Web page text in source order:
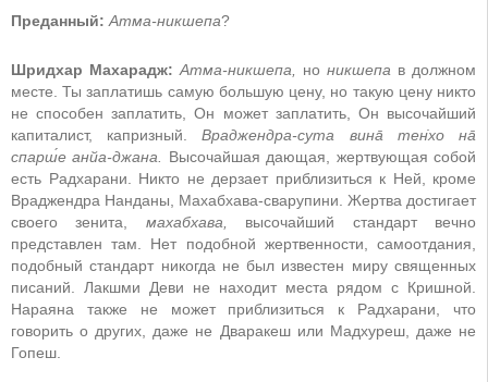
Преданный: Атма-никшепа?
Шридхар Махарадж: Атма-никшепа, но никшепа в должном
месте. Ты заплатишь самую большую цену, но такую цену никто
не способен заплатить, Он может заплатить, Он высочайший
капиталист, капризный.Враджендра-сута вина̄ тен̇хо на̄
спарш́е анйа-джана.
Высочайшая дающая, жертвующая собой
есть Радхарани. Никто не дерзает приблизиться к Ней, кроме
Враджендра Нанданы, Махабхава-сварупини. Жертва достигает
своего зенита, махабхава, высочайший стандарт вечно
представлен там. Нет подобной жертвенности, самоотдания,
подобный стандарт никогда не был известен миру священных
писаний. Лакшми Деви не находит места рядом с Кришной.
Нараяна также не может приблизиться к Радхарани, что
говорить о других, даже не Дваракеш или Мадхуреш, даже не
Гопеш.